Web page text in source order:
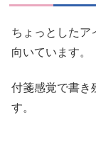
ちょっとしたア
向いています。
付箋感覚で書き
す。